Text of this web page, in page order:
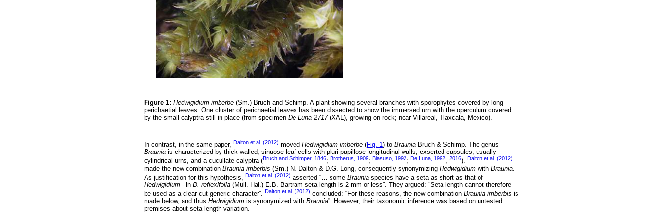
Figure 1: Hedwigidium imberbe (Sm.) Bruch and Schimp. A plant showing several branches with sporophytes covered by long
perichaetial leaves. One cluster of perichaetial leaves has been dissected to show the immersed urn with the operculum covered
by the small calyptra still in place (from specimen De Luna 2717(XAL), growing on rock; near Villareal, Tlaxcala, Mexico).
In contrast, in the same paper, Dalton et al. (2012) moved Hedwigidium imberbe (Fig. 1) to Braunia Bruch & Schimp. The genus
Braunia is characterized by thick-walled, sinuose leaf cells with pluri-papillose longitudinal walls, exserted capsules, usually
cylindrical urns, and a cucullate calyptra (Bruch and Schimper, 1846; Brotherus, 1909; Biasuso, 1992; De Luna, 1992, 2016). Dalton et al. (2012)
made the new combination Braunia imberbis (Sm.) N. Dalton & D.G. Long, consequently synonymizing Hedwigidium with Braunia
As justification for this hypothesis,
Dalton et al. (2012) asserted “… some Braunia species have a seta as short as that of
Hedwigidium - in B. reflexifolia (Müll. Hal.) E.B. Bartram seta length is 2 mm or less”. They argued: “Seta length cannot therefore
be used as a clear-cut generic character”. Dalton et al. (2012) concluded: “For these reasons, the new combination Braunia imberbis is
made below, and thus Hedwigidium is synonymized with Braunia”. However, their taxonomic inference was based on untested
premises about seta length variation.